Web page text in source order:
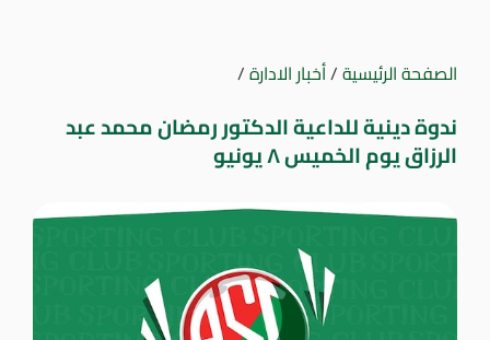
الصفحة الرئيسية/أخبار الادارة/
ندوة دينية للداعية الدكتور رمضان محمد عبد
الرزاق يوم الخميس ٨ يونيو